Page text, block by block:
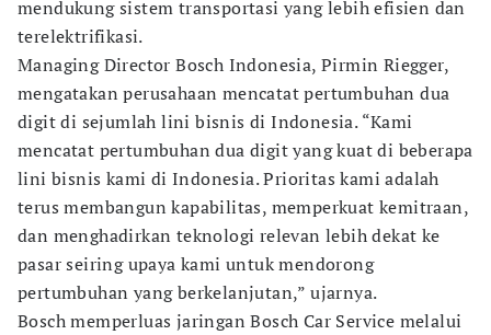
mendukung sistem transportasi yang lebih efisien dan
terelektrifikasi.
Managing Director Bosch Indonesia, Pirmin Riegger,
mengatakan perusahaan mencatat pertumbuhan dua
digit di sejumlah lini bisnis di Indonesia. “Kami
mencatat pertumbuhan dua digit yang kuat di beberapa
lini bisnis kami di Indonesia. Prioritas kami adalah
terus membangun kapabilitas, memperkuat kemitraan,
dan menghadirkan teknologi relevan lebih dekat ke
pasar seiring upaya kami untuk mendorong
pertumbuhan yang berkelanjutan,” ujarnya.
Bosch memperluas jaringan Bosch Car Service melalui